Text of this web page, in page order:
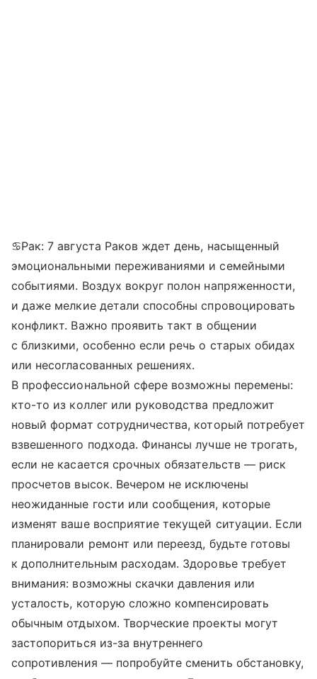
♋Рак: 7 августа Раков ждет день, насыщенный
эмоциональными переживаниями и семейными
событиями. Воздух вокруг полон напряженности,
и даже мелкие детали способны спровоцировать
конфликт. Важно проявить такт в общении
с близкими, особенно если речь о старых обидах
или несогласованных решениях.
В профессиональной сфере возможны перемены:
кто-то из коллег или руководства предложит
новый формат сотрудничества, который потребует
взвешенного подхода. Финансы лучше не трогать,
если не касается срочных обязательств — риск
просчетов высок. Вечером не исключены
неожиданные гости или сообщения, которые
изменят ваше восприятие текущей ситуации. Если
планировали ремонт или переезд, будьте готовы
к дополнительным расходам. Здоровье требует
внимания: возможны скачки давления или
усталость, которую сложно компенсировать
обычным отдыхом. Творческие проекты могут
застопориться из-за внутреннего
сопротивления — попробуйте сменить обстановку,